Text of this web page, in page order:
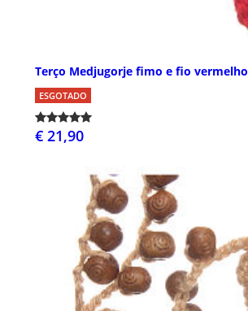
Terço Medjugorje fimo e fio vermelho
ESGOTADO
€ 21,90